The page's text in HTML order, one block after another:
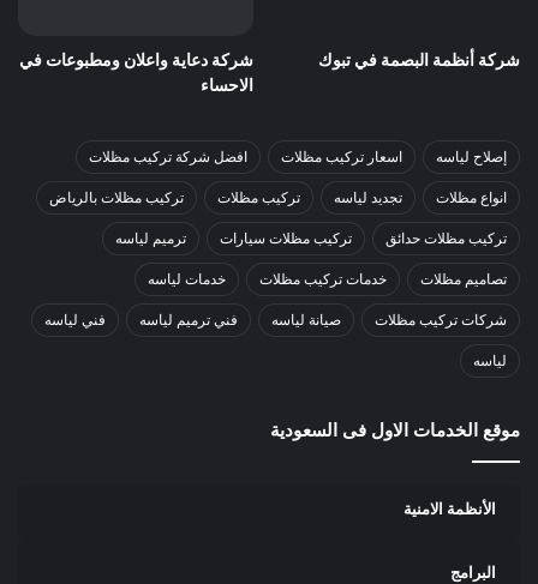
شركة أنظمة البصمة في تبوك
شركة دعاية واعلان ومطبوعات في
الاحساء
إصلاح لياسه اسعار تركيب مظلات افضل شركة تركيب مظلات
انواع مظلات تجديد لياسه تركيب مظلات تركيب مظلات بالرياض
تركيب مظلات حدائق تركيب مظلات سيارات ترميم لياسه
تصاميم مظلات خدمات تركيب مظلات خدمات لياسه
شركات تركيب مظلات صيانة لياسه فني ترميم لياسه فني لياسه
لياسه
موقع الخدمات الاول فى السعودية
الأنظمة الامنية
البرامج